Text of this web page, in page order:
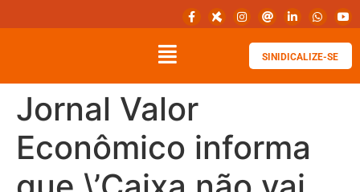
SINIDICALIZE-SE
Jornal Valor
Econômico informa